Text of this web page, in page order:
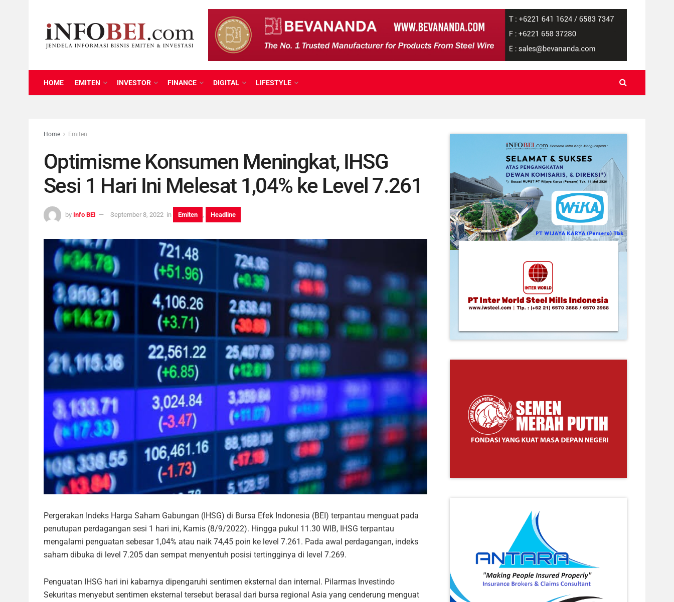
HOME EMITEN INVESTOR FINANCE DIGITAL LIFESTYLE
Home Emiten
Optimisme Konsumen Meningkat, IHSG
Sesi 1 Hari Ini Melesat 1,04% ke Level 7.261
by Info BEI September 8, 2022 in Emiten Headline
Pergerakan Indeks Harga Saham Gabungan (IHSG) di Bursa Efek Indonesia (BEI) terpantau menguat pada
penutupan perdagangan sesi 1 hari ini, Kamis (8/9/2022). Hingga pukul 11.30 WIB, IHSG terpantau
mengalami penguatan sebesar 1,04% atau naik 74,45 poin ke level 7.261. Pada awal perdagangan, indeks
saham dibuka di level 7.205 dan sempat menyentuh posisi tertingginya di level 7.269.
Penguatan IHSG hari ini kabarnya dipengaruhi sentimen eksternal dan internal. Pilarmas Investindo
Sekuritas menyebut sentimen eksternal tersebut berasal dari bursa regional Asia yang cenderung menguat